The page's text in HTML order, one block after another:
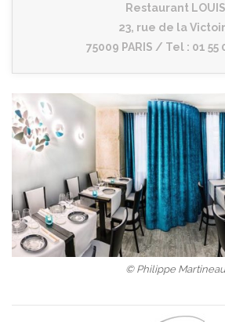
Restaurant LOUIS
23, rue de la
75009 PARIS / Tel : 01 55
© Philippe Martineau